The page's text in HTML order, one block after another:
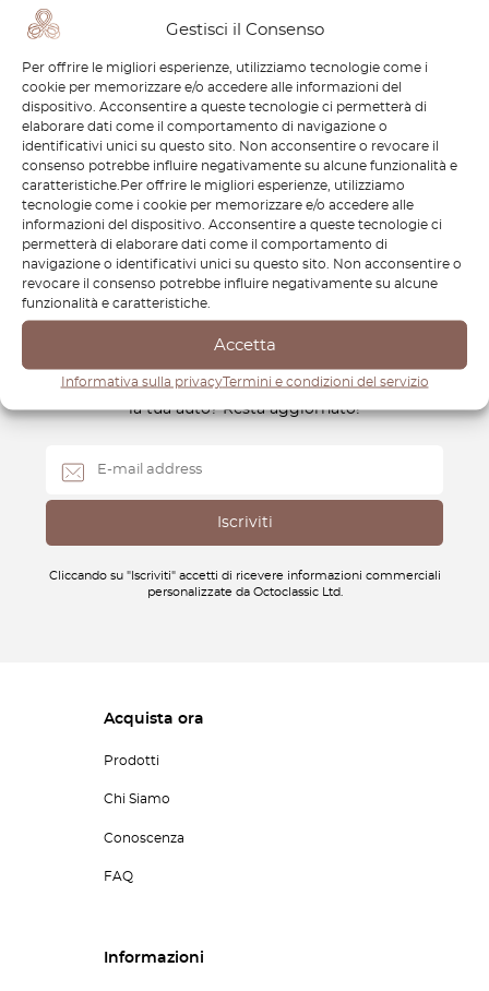
Gestisci il Consenso
Per offrire le migliori esperienze, utilizziamo tecnologie come i
cookie per memorizzare e/o accedere alle informazioni del
dispositivo. Acconsentire a queste tecnologie ci permetterà di
elaborare dati come il comportamento di navigazione o
identificativi unici su questo sito. Non acconsentire o revocare il
consenso potrebbe influire negativamente su alcune funzionalità e
caratteristiche.Per offrire le migliori esperienze, utilizziamo
tecnologie come i cookie per memorizzare e/o accedere alle
informazioni del dispositivo. Acconsentire a queste tecnologie ci
permetterà di elaborare dati come il comportamento di
navigazione o identificativi unici su questo sito. Non acconsentire o
revocare il consenso potrebbe influire negativamente su alcune
funzionalità e caratteristiche.
Accetta
Informativa sulla privacyTermini e condizioni del servizio
appassionati di auto. Che sia su strada aperta o tra le strade
della città, la RX 2 si distingue per il suo equilibrio e la sua
maneggevolezza, rendendola una delle preferite tra i
collezionisti e gli amanti delle auto d’epoca. In OctoClassic,
ci specializziamo nel mantenere le prestazioni e lo stile
senza tempo della Mazda RX 2, assicurandoci che questo
veicolo iconico continui a catturare l’attenzione per gli anni
a venire.
Newsletter
Come farai a sapere quando rilasciamo nuove parti per
la tua auto? Resta aggiornato!
Cliccando su "Iscriviti" accetti di ricevere informazioni commerciali
personalizzate da Octoclassic Ltd.
Acquista ora
Prodotti
Chi Siamo
Conoscenza
FAQ
Informazioni